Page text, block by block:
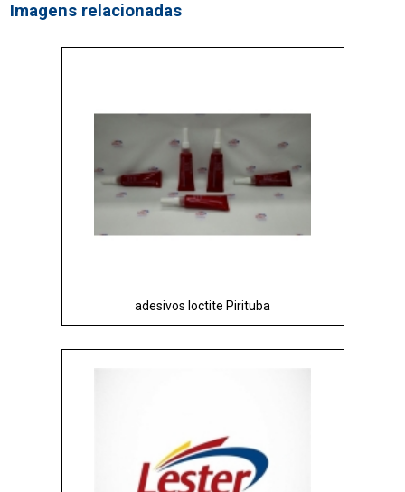
Imagens relacionadas
adesivos loctite Pirituba